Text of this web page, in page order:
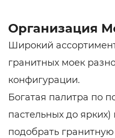
Организация
Широкий
гранитных моек
конфигурации.
Богатая палитра по
пастельных до
подобрать